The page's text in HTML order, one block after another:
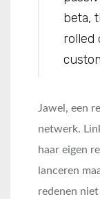
beta,
rolled
Jawel, een
netwerk.
haar eigen
lanceren
redenen